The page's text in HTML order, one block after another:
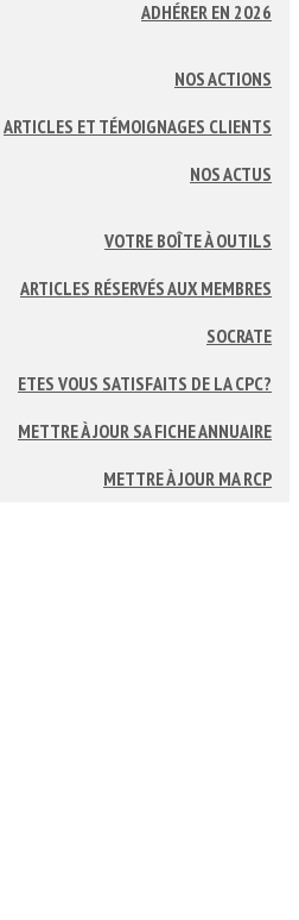
ADHÉRER EN 2026
NOS ACTIONS
ARTICLES ET TÉMOIGNAGES CLIENTS
NOS ACTUS
VOTRE BOÎTE À OUTILS
ARTICLES RÉSERVÉS AUX MEMBRES
SOCRATE
ETES VOUS SATISFAITS DE LA CPC?
METTRE À JOUR SA FICHE ANNUAIRE
METTRE À JOUR MA RCP